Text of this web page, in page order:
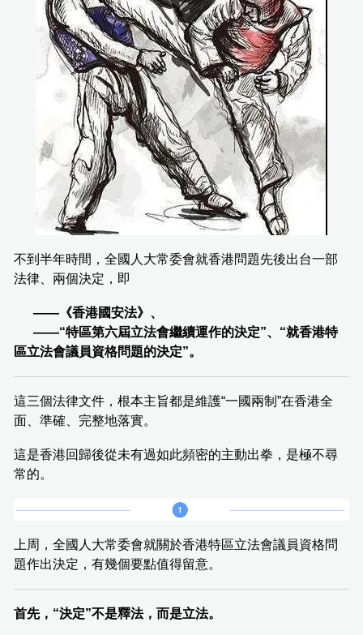
不到半年時間，全國人大常委會就香港問題先後出台一部
法律、兩個決定，即
——《香港國安法》、
——“特區第六屆立法會繼續運作的決定”、“就香港特
區立法會議員資格問題的決定”。
這三個法律文件，根本主旨都是維護“一國兩制”在香港全
面、準確、完整地落實。
這是香港回歸後從未有過如此頻密的主動出拳，是極不尋
常的。
上周，全國人大常委會就關於香港特區立法會議員資格問
題作出決定，有幾個要點值得留意。
首先，“決定”不是釋法，而是立法。